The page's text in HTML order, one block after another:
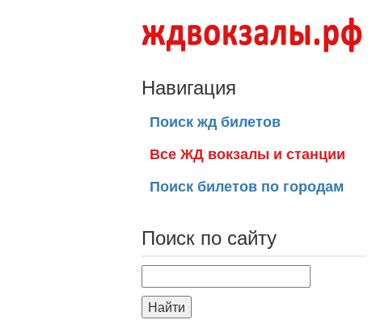
Навигация
Поиск жд билетов
Все ЖД вокзалы и станции
Поиск билетов по городам
Поиск по сайту
Найти